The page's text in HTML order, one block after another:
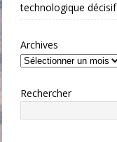
technologique décisif
Archives
Rechercher